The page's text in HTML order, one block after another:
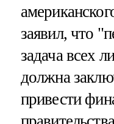
заявил, что
задача всех
должна
привести